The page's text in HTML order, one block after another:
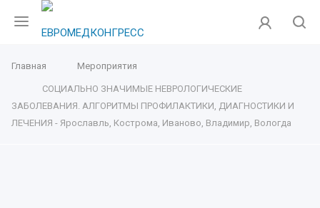
Главная Мероприятия
СОЦИАЛЬНО ЗНАЧИМЫЕ НЕВРОЛОГИЧЕСКИЕ
ЗАБОЛЕВАНИЯ. АЛГОРИТМЫ ПРОФИЛАКТИКИ, ДИАГНОСТИКИ И
ЛЕЧЕНИЯ - Ярославль, Кострома, Иваново, Владимир, Вологда